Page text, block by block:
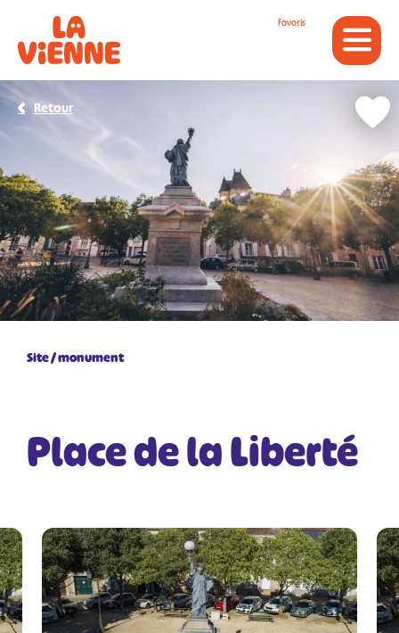
Favoris
Site / monument
Place de la Liberté
Retour